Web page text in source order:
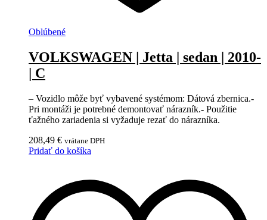
Oblúbené
VOLKSWAGEN | Jetta | sedan | 2010-
| C
– Vozidlo môže byť vybavené systémom: Dátová zbernica.-
Pri montáži je potrebné demontovať nárazník.- Použitie
ťažného zariadenia si vyžaduje rezať do nárazníka.
208,49 € vrátane DPH
Pridať do košíka